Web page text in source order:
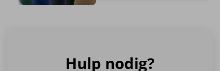
Deze
Hulp nodig?